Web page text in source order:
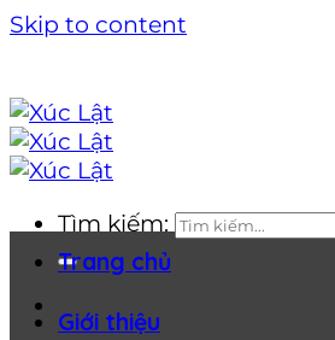
Skip to content
Tìm kiếm:
Trang chủ
Giới thiệu